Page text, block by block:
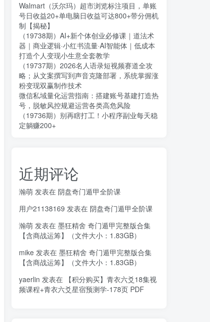
Walmart（沃尔玛）超市浏览标注项目，单账
号日收益20+单电脑日收益可达800+带分佣机
制【揭秘】
（19738期）AI+新个体创业必修课｜道法术
器｜商业逻辑·小红书流量·AI智能体｜低成本
打造个人变现小生意全套教学
（19737期）2026名人语录短视频赛道全攻
略；从文案撰写到声音克隆部署，系统掌握涨
粉变现双赢制作技术
微信私域量化运营指南：搭建账号基建打造热
号，脱敏风控规避运营各类高危风险
（19736期）别再瞎打工！小程序副业每天稳
定躺赚200+
近期评论
瀚萌 发表在 阴盘奇门遁甲全阶课
用户21138169 发表在 阴盘奇门遁甲全阶课
瀚萌 发表在 墨狂精舍 奇门遁甲完整版合集
【含商战运筹】（文件大小：1.83GB）
mike 发表在 墨狂精舍 奇门遁甲完整版合集
【含商战运筹】（文件大小：1.83GB）
yaerlin 发表在 【积分购买】青衣六爻18集视
频课程+青衣六爻星宿预测学-178页 PDF